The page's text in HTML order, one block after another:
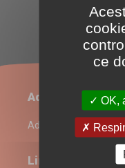
Administrare
Admin Login
Link-uri utile
ce
OK,